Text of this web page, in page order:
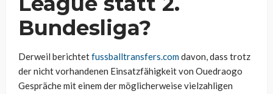
Bundesliga?
Derweil berichtetfussballtransfers.comdavon, dass trotz
der nicht vorhandenen Einsatzfähigkeit von Ouedraogo
Gespräche mit einem der möglicherweise vielzahligen